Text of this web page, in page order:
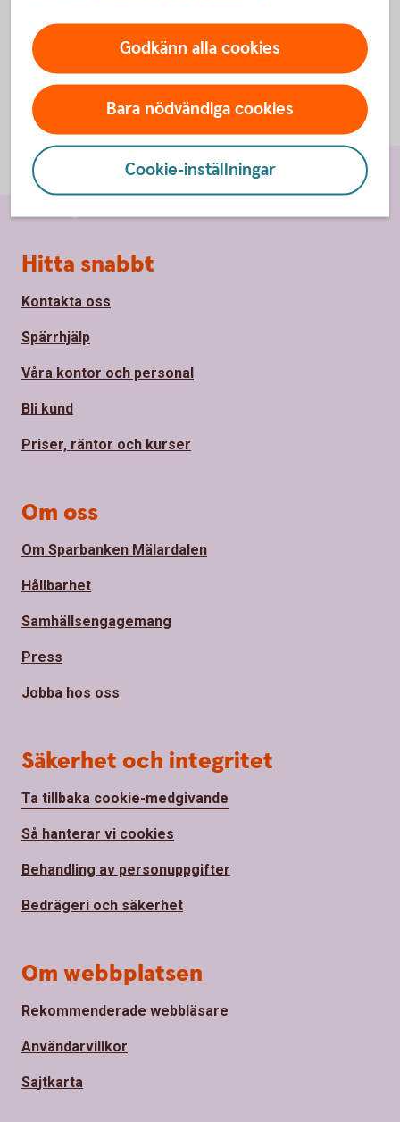
Godkänn alla cookies
Bara nödvändiga cookies
Cookie-inställningar
Sidfot
Hitta snabbt
Kontakta oss
Spärrhjälp
Våra kontor och personal
Bli kund
Priser, räntor och kurser
Om oss
Om Sparbanken Mälardalen
Hållbarhet
Samhällsengagemang
Press
Jobba hos oss
Säkerhet och integritet
Ta tillbaka cookie-medgivande
Så hanterar vi cookies
Behandling av personuppgifter
Bedrägeri och säkerhet
Om webbplatsen
Rekommenderade webbläsare
Användarvillkor
Sajtkarta